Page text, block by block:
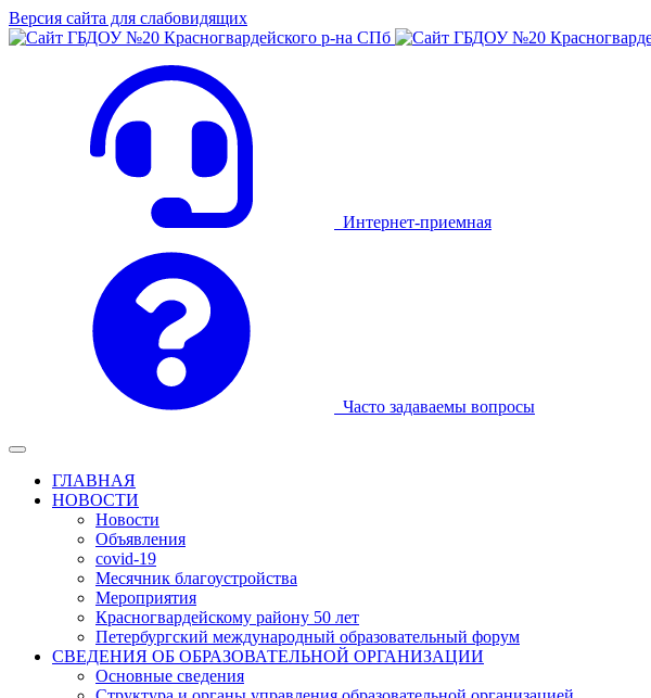
Версия сайта для слабовидящих
Интернет-приемная
Часто задаваемы вопросы
ГЛАВНАЯ
НОВОСТИ
Новости
Объявления
covid-19
Месячник благоустройства
Мероприятия
Красногвардейскому району 50 лет
Петербургский международный образовательный форум
СВЕДЕНИЯ ОБ ОБРАЗОВАТЕЛЬНОЙ ОРГАНИЗАЦИИ
Основные сведения